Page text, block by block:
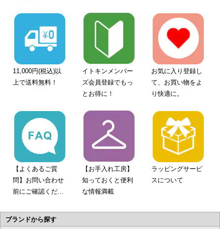
11,000円(税込)以
上で送料無料！
イトキンメンバー
ズ会員登録でもっ
とお得に！
お気に入り登録し
て、お買い物をよ
り快適に。
【よくあるご質
問】お問い合わせ
前にご確認くださ
【お手入れ工房】
知っておくと便利
な情報満載
ラッピングサービ
スについて
ブランドから探す